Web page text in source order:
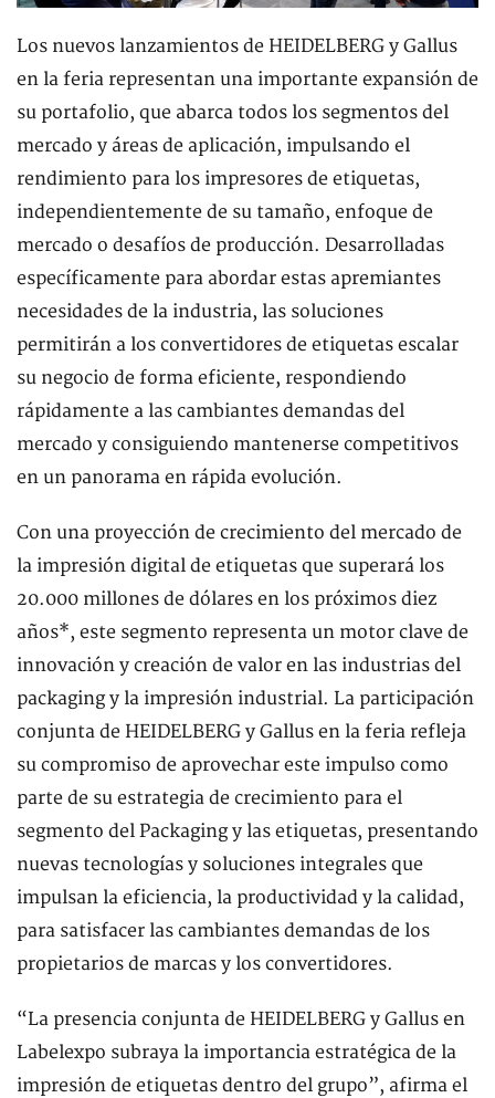
Los nuevos lanzamientos de HEIDELBERG y Gallus
en la feria representan una importante expansión de
su portafolio, que abarca todos los segmentos del
mercado y áreas de aplicación, impulsando el
rendimiento para los impresores de etiquetas,
independientemente de su tamaño, enfoque de
mercado o desafíos de producción. Desarrolladas
específicamente para abordar estas apremiantes
necesidades de la industria, las soluciones
permitirán a los convertidores de etiquetas escalar
su negocio de forma eficiente, respondiendo
rápidamente a las cambiantes demandas del
mercado y consiguiendo mantenerse competitivos
en un panorama en rápida evolución.
Con una proyección de crecimiento del mercado de
la impresión digital de etiquetas que superará los
20.000 millones de dólares en los próximos diez
años*, este segmento representa un motor clave de
innovación y creación de valor en las industrias del
packaging y la impresión industrial. La participación
conjunta de HEIDELBERG y Gallus en la feria refleja
su compromiso de aprovechar este impulso como
parte de su estrategia de crecimiento para el
segmento del Packaging y las etiquetas, presentando
nuevas tecnologías y soluciones integrales que
impulsan la eficiencia, la productividad y la calidad,
para satisfacer las cambiantes demandas de los
propietarios de marcas y los convertidores.
“La presencia conjunta de HEIDELBERG y Gallus en
Labelexpo subraya la importancia estratégica de la
impresión de etiquetas dentro del grupo”, afirma el